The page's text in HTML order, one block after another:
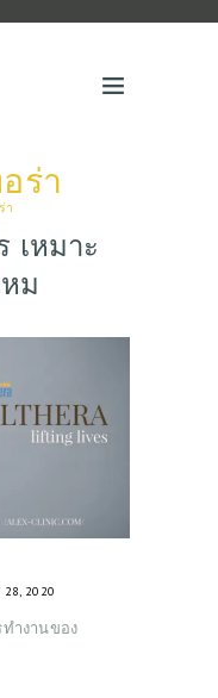
ร่า
า
เหมาะ
ม
28, 2020
ทำงานของ